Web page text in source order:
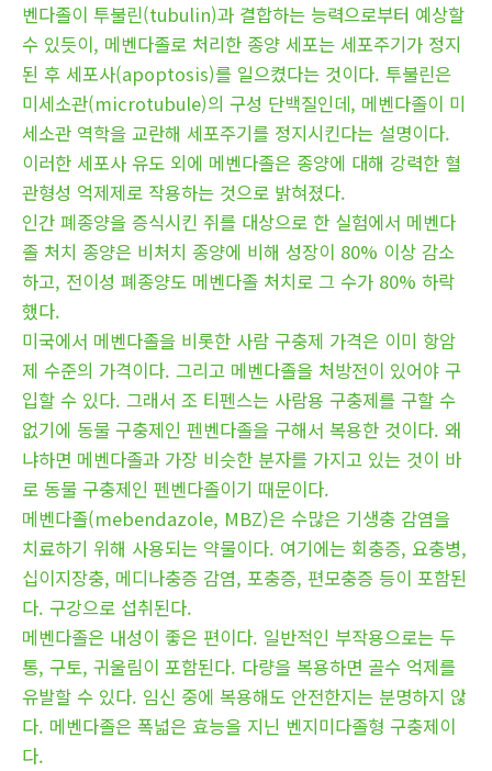
벤다졸이 투불린(tubulin)과 결합하는 능력으로부터 예상할
수 있듯이, 메벤다졸로 처리한 종양 세포는 세포주기가 정지
된 후 세포사(apoptosis)를 일으켰다는 것이다. 투불린은
미세소관(microtubule)의 구성 단백질인데, 메벤다졸이 미
세소관 역학을 교란해 세포주기를 정지시킨다는 설명이다.
이러한 세포사 유도 외에 메벤다졸은 종양에 대해 강력한 혈
관형성 억제제로 작용하는 것으로 밝혀졌다.
인간 폐종양을 증식시킨 쥐를 대상으로 한 실험에서 메벤다
졸 처치 종양은 비처치 종양에 비해 성장이 80% 이상 감소
하고, 전이성 폐종양도 메벤다졸 처치로 그 수가 80% 하락
했다.
미국에서 메벤다졸을 비롯한 사람 구충제 가격은 이미 항암
제 수준의 가격이다. 그리고 메벤다졸을 처방전이 있어야 구
입할 수 있다. 그래서 조 티펜스는 사람용 구충제를 구할 수
없기에 동물 구충제인 펜벤다졸을 구해서 복용한 것이다. 왜
냐하면 메벤다졸과 가장 비슷한 분자를 가지고 있는 것이 바
로 동물 구충제인 펜벤다졸이기 때문이다.
메벤다졸(mebendazole, MBZ)은 수많은 기생충 감염을
치료하기 위해 사용되는 약물이다. 여기에는 회충증, 요충병,
십이지장충, 메디나충증 감염, 포충증, 편모충증 등이 포함된
다. 구강으로 섭취된다.
메벤다졸은 내성이 좋은 편이다. 일반적인 부작용으로는 두
통, 구토, 귀울림이 포함된다. 다량을 복용하면 골수 억제를
유발할 수 있다. 임신 중에 복용해도 안전한지는 분명하지 않
다. 메벤다졸은 폭넓은 효능을 지닌 벤지미다졸형 구충제이
다.